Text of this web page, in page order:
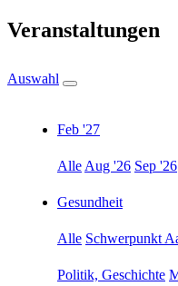
Veranstaltungen
Auswahl
Feb '27
Alle Aug '26 Sep '26
Gesundheit
Alle Schwerpunkt
Politik, Geschichte